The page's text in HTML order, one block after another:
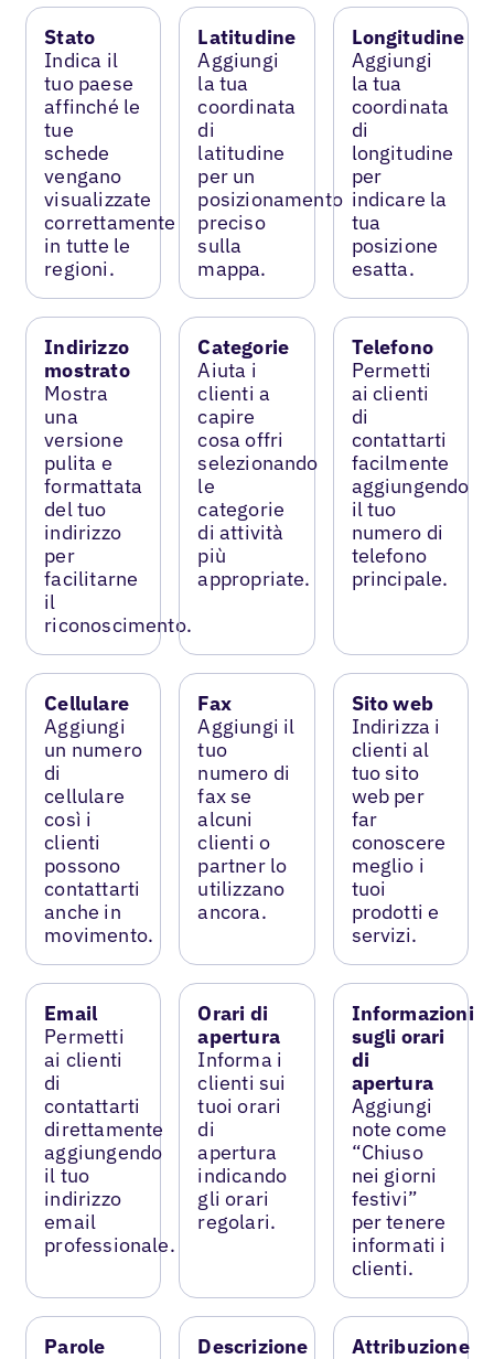
Stato
Indica il
tuo paese
affinché le
tue
schede
vengano
visualizzate
correttamente
in tutte le
regioni.
Latitudine
Aggiungi
la tua
coordinata
di
latitudine
per un
posizionamento
preciso
sulla
mappa.
Longitudine
Aggiungi
la tua
coordinata
di
longitudine
per
indicare la
tua
posizione
esatta.
Indirizzo
mostrato
Mostra
una
versione
pulita e
formattata
del tuo
indirizzo
per
facilitarne
il
riconoscimento.
Categorie
Aiuta i
clienti a
capire
cosa offri
selezionando
le
categorie
di attività
più
appropriate.
Telefono
Permetti
ai clienti
di
contattarti
facilmente
aggiungendo
il tuo
numero di
telefono
principale.
Cellulare
Aggiungi
un numero
di
cellulare
così i
clienti
possono
contattarti
anche in
movimento.
Fax
Aggiungi il
tuo
numero di
fax se
alcuni
clienti o
partner lo
utilizzano
ancora.
Sito web
Indirizza i
clienti al
tuo sito
web per
far
conoscere
meglio i
tuoi
prodotti e
servizi.
Email
Permetti
ai clienti
di
contattarti
direttamente
aggiungendo
il tuo
indirizzo
email
professionale.
Orari di
apertura
Informa i
clienti sui
tuoi orari
di
apertura
indicando
gli orari
regolari.
Informazioni
sugli orari
di
apertura
Aggiungi
note come
“Chiuso
nei giorni
festivi”
per tenere
informati i
clienti.
Parole
Descrizione
Attribuzione